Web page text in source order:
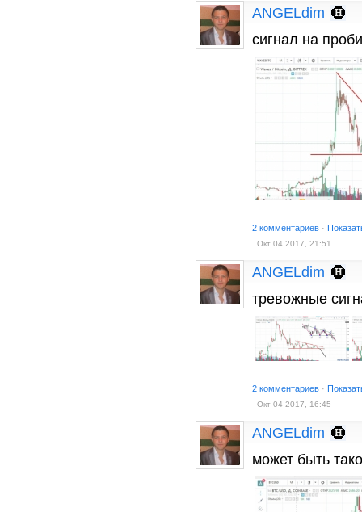
ANGELdim
сигнал на
2 комментариев ·
Окт 04 2017, 21:51
ANGELdim
тревожные
2 комментариев ·
Окт 04 2017, 16:45
ANGELdim
может быть